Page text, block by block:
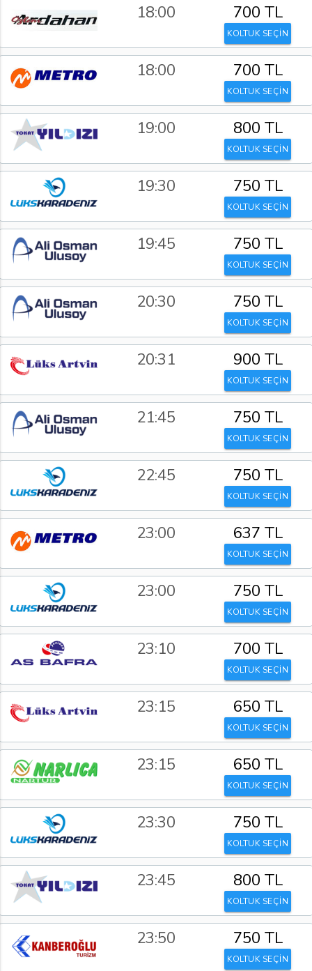
18:00 700 TL
KOLTUK SEÇİN
18:00 700 TL
KOLTUK SEÇİN
19:00 800 TL
KOLTUK SEÇİN
19:30 750 TL
KOLTUK SEÇİN
19:45 750 TL
KOLTUK SEÇİN
20:30 750 TL
KOLTUK SEÇİN
20:31 900 TL
KOLTUK SEÇİN
21:45 750 TL
KOLTUK SEÇİN
22:45 750 TL
KOLTUK SEÇİN
23:00 637 TL
KOLTUK SEÇİN
23:00 750 TL
KOLTUK SEÇİN
23:10 700 TL
KOLTUK SEÇİN
23:15 650 TL
KOLTUK SEÇİN
23:15 650 TL
KOLTUK SEÇİN
23:30 750 TL
KOLTUK SEÇİN
23:45 800 TL
KOLTUK SEÇİN
23:50 750 TL
KOLTUK SEÇİN